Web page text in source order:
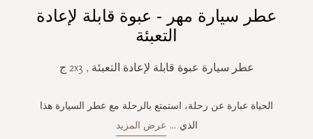
عطر سيارة مهر - عبوة قابلة لإعادة
التعبئة
عطر سيارة عبوة قابلة لإعادة التعبئة , 2x3 ج
الحياة عبارة عن رحلة، استمتع بالرحلة مع عطر السيارة هذا
الذي ... عرض المزيد